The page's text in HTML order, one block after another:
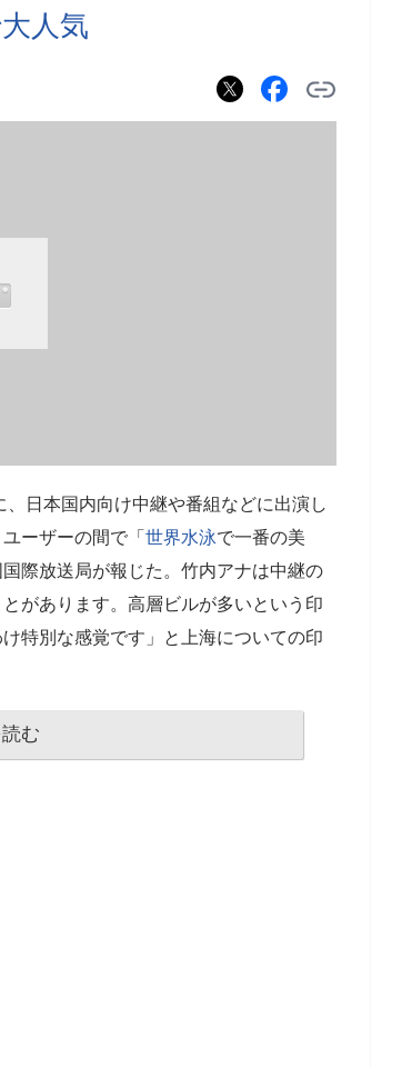
人気
、日本国内向け中継や番組などに出演し
ーザーの間で「 世界水泳で一番の美
際放送局が報じた。竹内アナは中継の
があります。高層ビルが多いという印
特別な感覚です」と上海についての印
む